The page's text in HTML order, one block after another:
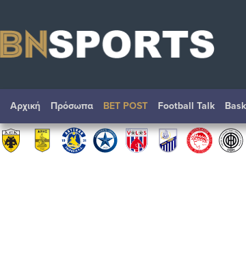
Αρχική Πρόσωπα BET POST Football Talk